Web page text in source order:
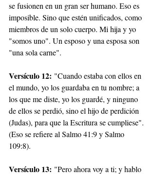
se fusionen en un gran ser humano. Eso es
imposible. Sino que estén unificados, como
miembros de un solo cuerpo. Mi hija y yo
"somos uno". Un esposo y una esposa son
"una sola carne".
Versículo 12: "Cuando estaba con ellos en
el mundo, yo los guardaba en tu nombre; a
los que me diste, yo los guardé, y ninguno
de ellos se perdió, sino el hijo de perdición
(Judas), para que la Escritura se cumpliese".
(Eso se refiere al Salmo 41:9 y Salmo
109:8).
Versículo 13: "Pero ahora voy a ti; y hablo